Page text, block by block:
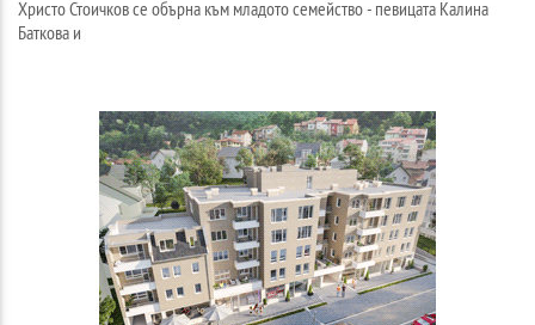
Христо Стоичков се обърна към младото семейство - певицата Калина
Баткова и